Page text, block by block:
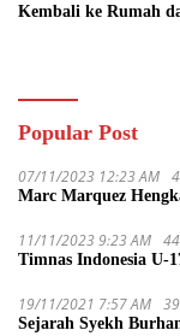
Kembali ke Rumah
Popular Post
07/11/2023 12:23 AM
Marc Marquez
11/11/2023 9:23 AM
Timnas Indonesia U-
19/11/2021 7:57 AM
Sejarah Syekh